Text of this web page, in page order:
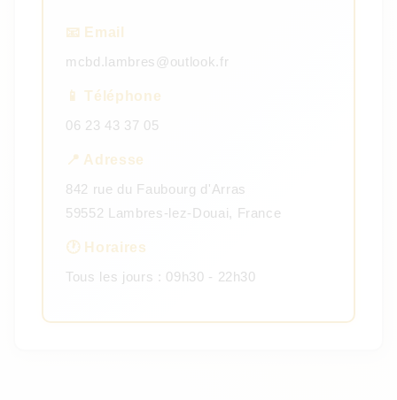
📧 Email
mcbd.lambres@outlook.fr
📱 Téléphone
06 23 43 37 05
📍 Adresse
842 rue du Faubourg d'Arras
59552 Lambres-lez-Douai, France
🕐 Horaires
Tous les jours : 09h30 - 22h30